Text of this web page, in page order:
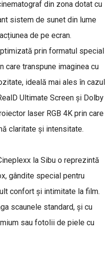
din zona dotat cu
sistem de sunet din lume
de pe ecran.
prin formatul special
care transpune imaginea cu
ideală mai ales în cazul
Ultimate Screen și Dolby
laser RGB 4K prin care
claritate și intensitate.
la Sibu o reprezintă
gândite special pentru
confort și intimitate la film.
scaunele standard, și cu
sau fotolii de piele cu